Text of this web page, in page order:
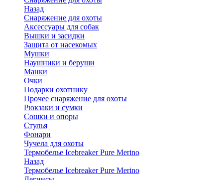
Назад
Снаряжение для охоты
Аксессуары для собак
Вышки и засидки
Защита от насекомых
Мушки
Наушники и беруши
Манки
Очки
Подарки охотнику
Прочее снаряжение для охоты
Рюкзаки и сумки
Сошки и опоры
Стулья
Фонари
Чучела для охоты
Термобелье Icebreaker Pure Merino
Назад
Термобелье Icebreaker Pure Merino